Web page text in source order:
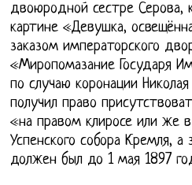
двоюродной сестре Серова,
картине «Девушка,
заказом императорского
«Миропомазание Государя
по случаю коронации
получил право
«на правом клиросе или же
Успенского собора Кремля, а
должен был до 1 мая 1897